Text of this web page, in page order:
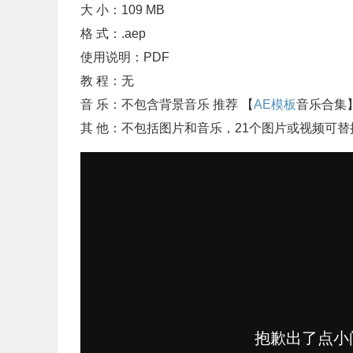
大 小：109 MB
格 式：.aep
使用说明：PDF
教 程：无
音 乐：不包含背景音乐 推荐 【AE模板音乐合集
其 他：不包括图片和音乐，21个图片或视频可替